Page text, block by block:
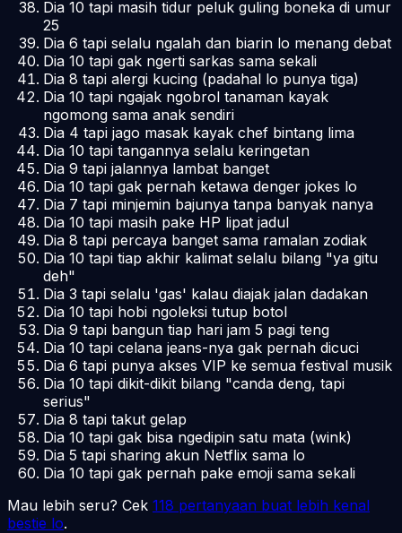
Dia 10 tapi masih tidur peluk guling boneka di umur
25
Dia 6 tapi selalu ngalah dan biarin lo menang debat
Dia 10 tapi gak ngerti sarkas sama sekali
Dia 8 tapi alergi kucing (padahal lo punya tiga)
Dia 10 tapi ngajak ngobrol tanaman kayak
ngomong sama anak sendiri
Dia 4 tapi jago masak kayak chef bintang lima
Dia 10 tapi tangannya selalu keringetan
Dia 9 tapi jalannya lambat banget
Dia 10 tapi gak pernah ketawa denger jokes lo
Dia 7 tapi minjemin bajunya tanpa banyak nanya
Dia 10 tapi masih pake HP lipat jadul
Dia 8 tapi percaya banget sama ramalan zodiak
Dia 10 tapi tiap akhir kalimat selalu bilang "ya gitu
deh"
Dia 3 tapi selalu 'gas' kalau diajak jalan dadakan
Dia 10 tapi hobi ngoleksi tutup botol
Dia 9 tapi bangun tiap hari jam 5 pagi teng
Dia 10 tapi celana jeans-nya gak pernah dicuci
Dia 6 tapi punya akses VIP ke semua festival musik
Dia 10 tapi dikit-dikit bilang "canda deng, tapi
serius"
Dia 8 tapi takut gelap
Dia 10 tapi gak bisa ngedipin satu mata (wink)
Dia 5 tapi sharing akun Netflix sama lo
Dia 10 tapi gak pernah pake emoji sama sekali
Mau lebih seru? Cek 118 pertanyaan buat lebih kenal
bestie lo.